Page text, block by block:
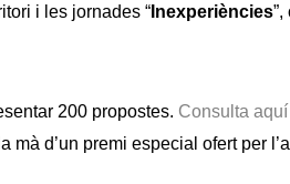
i les jornades “ Inexperiències
200 propostes. Consulta aquí
mà d’un premi especial ofert per